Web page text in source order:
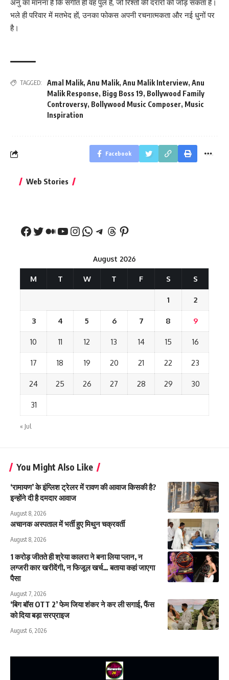
अनु का मानना है कि संगीत ही वह पुल है, जो रिश्तों की दरारों को जोड़ सकता है।
भले ही परिवार में मतभेद हों, उनका फोकस अपनी रचनात्मकता और नई धुनों पर
है।
TAGGED: Amal Malik, Anu Malik, Anu Malik Interview, Anu
Malik Response, Bigg Boss 19, Bollywood Family
Controversy, Bollywood Music Composer, Music
Inspiration
Facebook
Web Stories
नीतीश कुमार का पहला
August 2026
M T W T F S S
1 2
3 4 5 6 7 8 9
10 11 12 13 14 15 16
17 18 19 20 21 22 23
24 25 26 27 28 29 30
31
« Jul
You Might Also Like
‘रामायण’ के इंग्लिश ट्रेलर में रावण की आवाज किसकी है?
इन्होंने दी है दमदार आवाज
August 8, 2026
अचानक अस्पताल में भर्ती हुए मिथुन चक्रवर्ती
August 8, 2026
1 करोड़ जीतते ही श्रेया कालरा ने बना लिया प्लान, न
लग्जरी कार खरीदेंगी, न फिजूल खर्च… बताया कहां जाएगा
पैसा
August 7, 2026
‘बिग बॉस OTT 2’ फेम जिया शंकर ने कर ली सगाई, फैंस
को दिया बड़ा सरप्राइज
August 6, 2026